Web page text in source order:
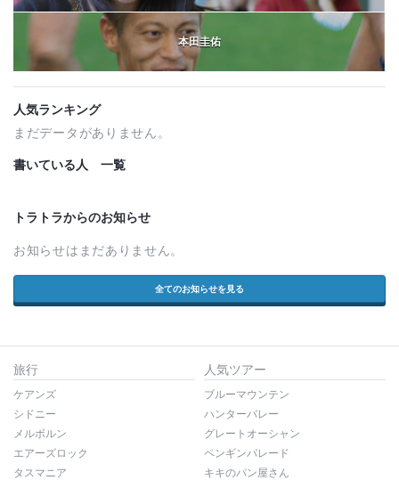
本田圭佑
人気ランキング
まだデータがありません。
書いている人 一覧
トラトラからのお知らせ
お知らせはまだありません。
全てのお知らせを見る
旅行
ケアンズ
シドニー
メルボルン
エアーズロック
タスマニア
人気ツアー
ブルーマウンテン
ハンターバレー
グレートオーシャン
ペンギンパレード
キキのパン屋さん